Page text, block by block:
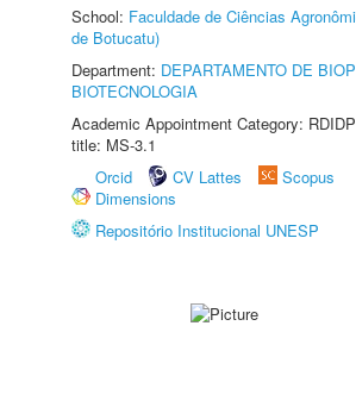
School: Faculdade de Ciências
de Botucatu)
Department: DEPARTAMENTO DE
BIOTECNOLOGIA
Academic Appointment Category:
title: MS-3.1
Orcid
CV Lattes
Scopus
Dimensions
Repositório Institucional UNESP